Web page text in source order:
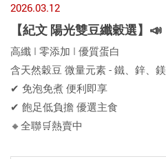
2026.03.12
【紀文 陽光雙豆纖穀選】📣
高纖 I 零添加 I 優質蛋白
含天然穀豆 微量元素 - 鐵、鋅、鎂
✔︎ 免泡免煮 便利即享
✔︎ 飽足低負擔 優選主食
🔸全聯🛒熱賣中